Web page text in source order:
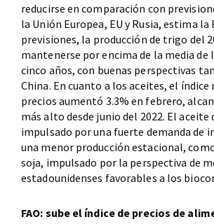
reducirse en comparación con
la Unión Europea, EU y Rusia, estima la
previsiones, la producción de trigo del
mantenerse por encima de la media
cinco años, con buenas perspectivas
China. En cuanto a los aceites, el índice
precios aumentó 3.3% en febrero,
más alto desde junio del 2022. El aceite
impulsado por una fuerte demanda de
una menor producción estacional,
soja, impulsado por la perspectiva de
estadounidenses favorables a los
FAO: sube el índice de precios de